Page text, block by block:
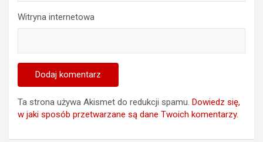
Witryna internetowa
Ta strona używa Akismet do redukcji spamu. Dowiedz się,
w jaki sposób przetwarzane są dane Twoich komentarzy.